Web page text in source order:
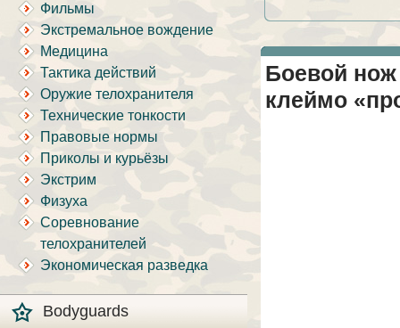
Фильмы
Экстремальное вождение
Медицина
Тактика действий
Оружие телохранителя
Технические тонкости
Правовые нормы
Приколы и курьёзы
Экстрим
Физуха
Соревнование
телохранителей
Экономическая разведка
Bodyguards
Боевой
клеймо